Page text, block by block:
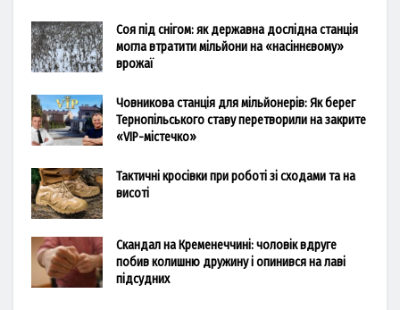
Соя під снігом: як державна дослідна станція
могла втратити мільйони на «насіннєвому»
врожаї
Човникова станція для мільйонерів: Як берег
Тернопільського ставу перетворили на закрите
«VIP-містечко»
Тактичні кросівки при роботі зі сходами та на
висоті
Скандал на Кременеччині: чоловік вдруге
побив колишню дружину і опинився на лаві
підсудних